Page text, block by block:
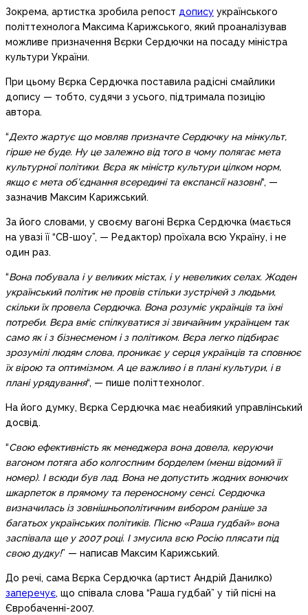
Зокрема, артистка зробила репост допису українського
політтехнолога Максима Карижського, який проаналізував
можливе призначення Вєрки Сердючки на посаду міністра
культури України.
При цьому Вєрка Сердючка поставила радісні смайлики
допису — тобто, судячи з усього, підтримала позицію
автора.
“Дехто жартує що мовляв призначте Сердючку на мінкульт,
гірше не буде. Ну це залежно від того в чому полягає мета
культурної політики. Вєра як міністр культури цілком норм,
якщо є мета об’єднання всередині та експансії назовні“, —
зазначив Максим Карижський.
За його словами, у своєму вагоні Вєрка Сердючка (мається
на увазі її “СВ-шоу”, — Редактор) проїхала всю Україну, і не
один раз.
“Вона побувала і у великих містах, і у невеликих селах. Жоден
український політик не провів стільки зустрічей з людьми,
скільки їх провела Сердючка. Вона розуміє українців та їхні
потреби. Вєра вміє спілкуватися зі звичайним українцем так
само як і з бізнесменом і з політиком. Вєра легко підбирає
зрозумілі людям слова, проникає у серця українців та сповнює
їх вірою та оптимізмом. А це важливо і в плані культури, і в
плані урядування“, — пише політтехнолог.
На його думку, Вєрка Сердючка має неабиякий управлінський
досвід.
“Свою ефективність як менеджера вона довела, керуючи
вагоном потяга або колгоспним борделем (менш відомий її
номер). І всюди був лад. Вона не допустить жодних вонючих
шкарпеток в прямому та переносному сенсі. Сердючка
визначилась із зовнішньополітичним вибором раніше за
багатьох українських політиків. Пісню «Раша гудбай» вона
заспівала ще у 2007 році. І змусила всю Росію плясати під
свою дудку!” — написав Максим Карижський.
До речі, сама Вєрка Сердючка (артист Андрій Данилко)
заперечує, що співала слова “Раша гудбай” у тій пісні на
Євробаченні-2007.